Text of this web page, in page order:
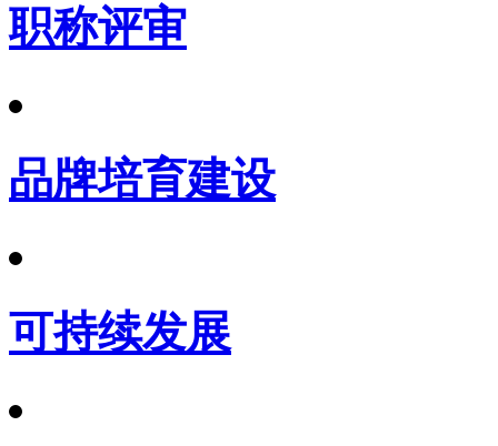
职称评审
品牌培育建设
可持续发展